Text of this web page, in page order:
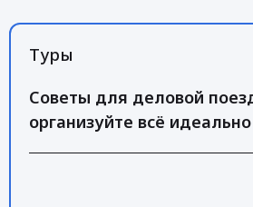
Туры
Советы для деловой
организуйте всё идеально